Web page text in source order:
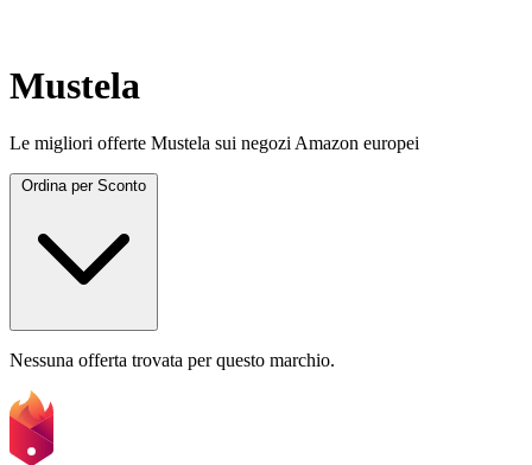
Mustela
Le migliori offerte Mustela sui negozi Amazon europei
Ordina per Sconto
Nessuna offerta trovata per questo marchio.